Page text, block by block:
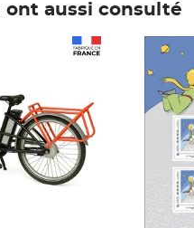
ont aussi consulté
Prix 6,25€ HT